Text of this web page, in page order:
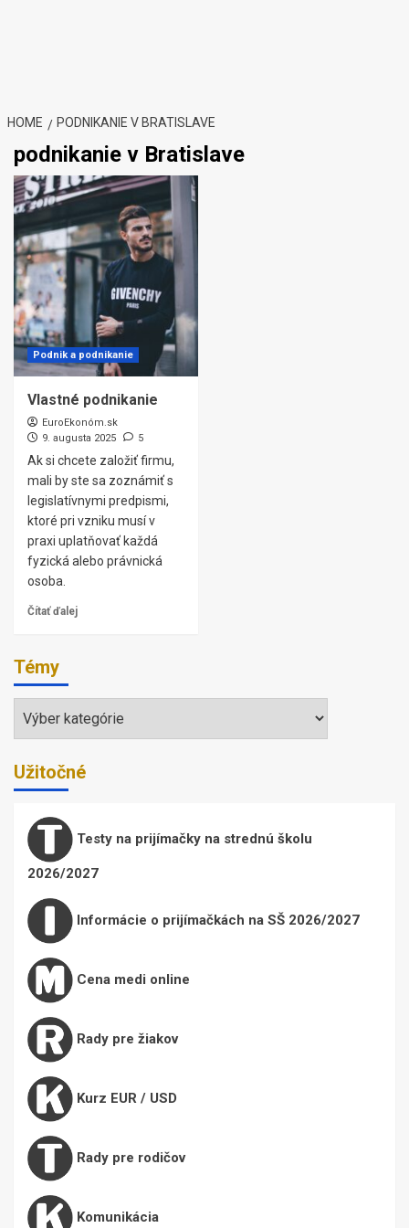
HOME PODNIKANIE V BRATISLAVE
podnikanie v Bratislave
Podnik a podnikanie
Vlastné podnikanie
EuroEkonóm.sk
9. augusta 2025
5
Ak si chcete založiť firmu,
mali by ste sa zoznámiť s
legislatívnymi predpismi,
ktoré pri vzniku musí v
praxi uplatňovať každá
fyzická alebo právnická
osoba.
Čítať ďalej
Témy
Témy
Užitočné
Testy na prijímačky na strednú školu
2026/2027
Informácie o prijímačkách na SŠ 2026/2027
Cena medi online
Rady pre žiakov
Kurz EUR / USD
Rady pre rodičov
Komunikácia